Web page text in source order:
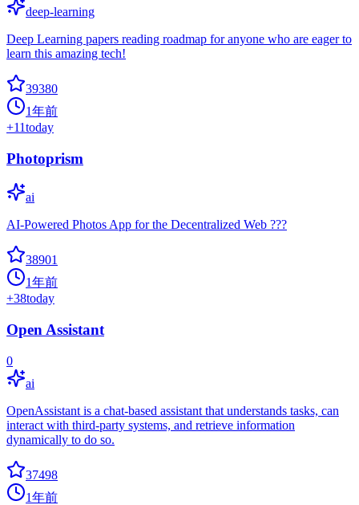
deep-learning
Deep Learning papers reading roadmap for anyone who are eager to
learn this amazing tech!
39380
1年前
+11today
Photoprism
ai
AI-Powered Photos App for the Decentralized Web ???
38901
1年前
+38today
Open Assistant
0
ai
OpenAssistant is a chat-based assistant that understands tasks, can
interact with third-party systems, and retrieve information
dynamically to do so.
37498
1年前